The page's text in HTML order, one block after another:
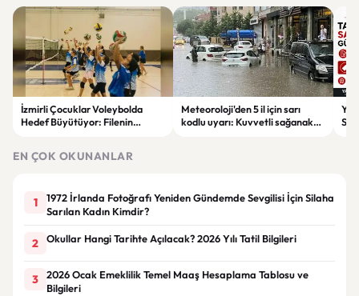
İzmirli Çocuklar Voleybolda
Hedef Büyütüyor: Filenin
Meteoroloji'den 5 il için sarı
kodlu uyarı: Kuvvetli sağanak
EN ÇOK OKUNANLAR
1
1972 İrlanda Fotoğrafı Yeniden Gündemde Sevgilisi İçin Silaha
Sarılan Kadın Kimdir?
2 Okullar Hangi Tarihte Açılacak? 2026 Yılı Tatil Bilgileri
3
2026 Ocak Emeklilik Temel Maaş Hesaplama Tablosu ve
Bilgileri